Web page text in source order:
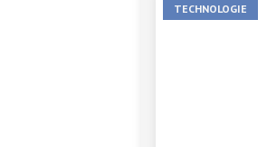
TECHNOLOGIE